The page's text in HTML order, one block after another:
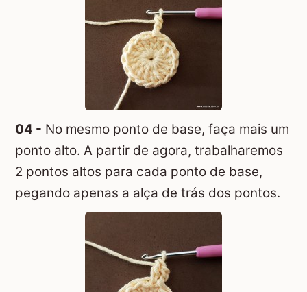
04 - No mesmo ponto de base, faça mais um
ponto alto. A partir de agora, trabalharemos
2 pontos altos para cada ponto de base,
pegando apenas a alça de trás dos pontos.